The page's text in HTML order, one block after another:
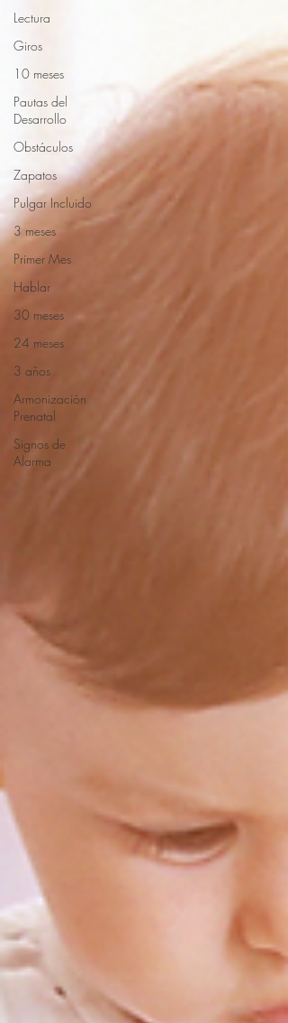
Lectura
Giros
10 meses
Pautas del
Desarrollo
Obstáculos
Zapatos
Pulgar Incluido
3 meses
Primer Mes
Hablar
30 meses
24 meses
3 años
Armonización
Prenatal
Signos de
Alarma